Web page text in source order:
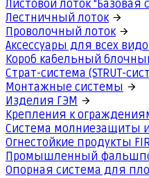
Листовой лоток "Базовая
Лестничный лоток
Проволочный лоток
Аксессуары для всех
Короб кабельный
Страт-система (STRUT-
Монтажные системы
Изделия ГЭМ
Крепления к
Система молниезащиты и
Огнестойкие продукты
Промышленный фальшпол
Опорная система для